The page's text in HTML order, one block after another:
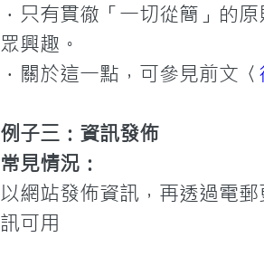
．只有貫徹「一切從簡」的
眾興趣。
．關於這一點，可參見前文〈
例子三：資訊發佈
常見情況：
以網站發佈資訊，再透過電
訊可用